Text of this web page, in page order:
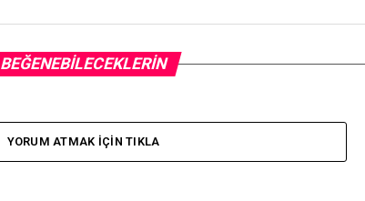
BEĞENEBILECEKLERIN
YORUM ATMAK IÇIN TIKLA